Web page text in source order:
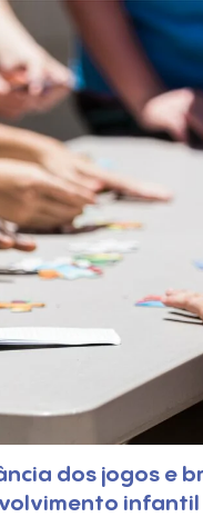
dos jogos e
infantil